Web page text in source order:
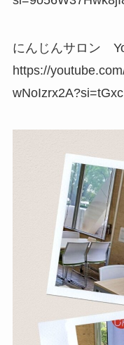
にんじんサロン
https://